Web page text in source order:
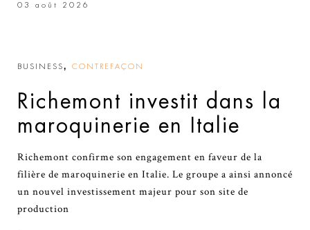
03 août 2026
BUSINESS, CONTREFAÇON
Richemont investit dans la
maroquinerie en Italie
Richemont confirme son engagement en faveur de la
filière de maroquinerie en Italie. Le groupe a ainsi annoncé
un nouvel investissement majeur pour son site de
production